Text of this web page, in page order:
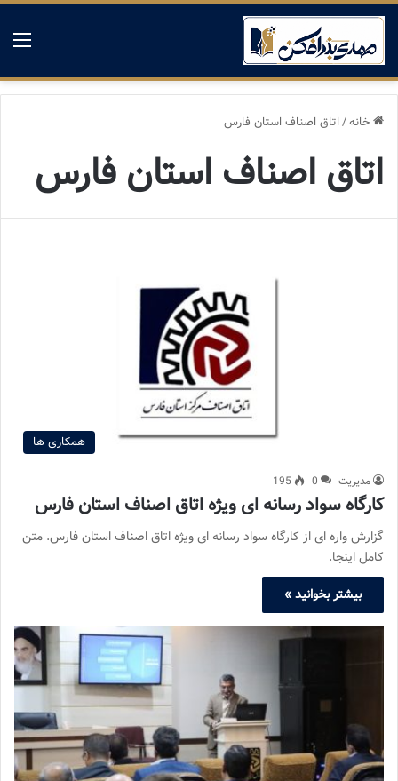
خانه/اتاق اصناف استان فارس
اتاق اصناف استان فارس
همکاری ها
مدیریت 0
195
کارگاه سواد رسانه ای ویژه اتاق اصناف استان فارس
گزارش واره ای از کارگاه سواد رسانه ای ویژه اتاق اصناف استان فارس. متن
کامل اینجا.
بیشتر بخوانید »